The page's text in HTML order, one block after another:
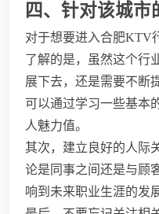
四、针对该城市
对于想要进入合肥KTV
了解的是，虽然这个行
展下去，还是需要不断
可以通过学习一些基本
人魅力值。
其次，建立良好的人际
论是同事之间还是与顾
响到未来职业生涯的发